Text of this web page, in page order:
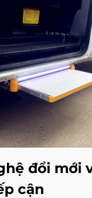
đổi mới
cận